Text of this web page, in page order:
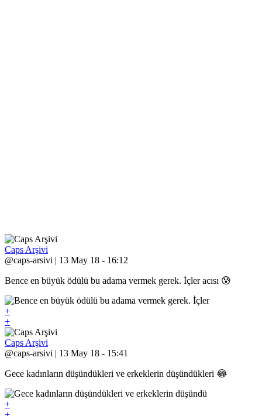
Caps Arşivi
@caps-arsivi | 13 May 18 - 16:12
Bence en büyük ödülü bu adama vermek gerek. İçler acısı 😰
+
+
Caps Arşivi
@caps-arsivi | 13 May 18 - 15:41
Gece kadınların düşündükleri ve erkeklerin düşündükleri 😂
+